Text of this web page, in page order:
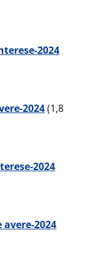
2024
2024(1,8
2024
2024